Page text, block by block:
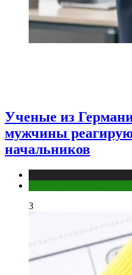
Ученые из
мужчины
начальников
3